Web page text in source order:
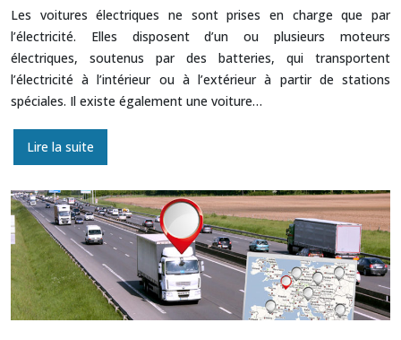
Les voitures électriques ne sont prises en charge que par
l’électricité. Elles disposent d’un ou plusieurs moteurs
électriques, soutenus par des batteries, qui transportent
l’électricité à l’intérieur ou à l’extérieur à partir de stations
spéciales. Il existe également une voiture…
Lire la suite